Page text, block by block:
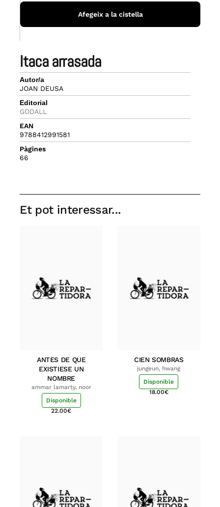
itaca arrasada
Autor/a
JOAN DEUSA
Editorial
GODALL
EAN
9788412991581
Pàgines
66
Afegeix a la cistella
Et pot interessar...
ANTES DE QUE
EXISTIESE UN
NOMBRE
ammar lamarty, noor
Disponible
22.00€
CIEN SOMBRAS
jungeun, hwang
Disponible
18.00€